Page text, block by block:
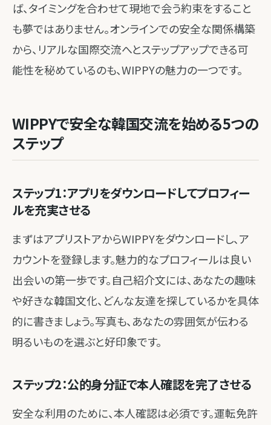
ば、タイミングを合わせて現地で会う約束をすること
も夢ではありません。オンラインでの安全な関係構築
から、リアルな国際交流へとステップアップできる可
能性を秘めているのも、WIPPYの魅力の一つです。
WIPPYで安全な韓国交流を始める5つの
ステップ
ステップ1：アプリをダウンロードしてプロフィー
ルを充実させる
まずはアプリストアからWIPPYをダウンロードし、ア
カウントを登録します。魅力的なプロフィールは良い
出会いの第一歩です。自己紹介文には、あなたの趣味
や好きな韓国文化、どんな友達を探しているかを具体
的に書きましょう。写真も、あなたの雰囲気が伝わる
明るいものを選ぶと好印象です。
ステップ2：公的身分証で本人確認を完了させる
安全な利用のために、本人確認は必須です。運転免許